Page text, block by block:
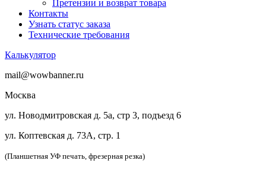
Претензии и возврат товара
Контакты
Узнать статус заказа
Технические требования
Калькулятор
mail@wowbanner.ru
Москва
ул. Новодмитровская д. 5а, стр 3, подъезд 6
ул. Коптевская д. 73А, стр. 1
(Планшетная УФ печать, фрезерная резка)